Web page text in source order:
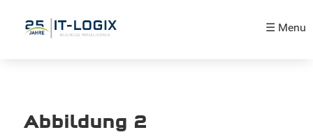
☰ Menu
Abbildung 2